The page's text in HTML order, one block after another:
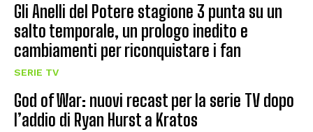
Gli Anelli del Potere stagione 3 punta su un
salto temporale, un prologo inedito e
cambiamenti per riconquistare i fan
SERIE TV
God of War: nuovi recast per la serie TV dopo
l’addio di Ryan Hurst a Kratos